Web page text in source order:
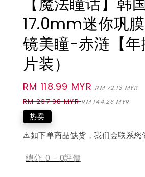
17.0mm迷你巩
镜美瞳-赤涟【年
片装）
Sale
price
RM 118.99 MYR RM 72.13 MYR
RM 237.98 MYR RM 144.26 MYR
热卖
⚠️如下单商品缺货，我们会联系
總分:0 - 0評價